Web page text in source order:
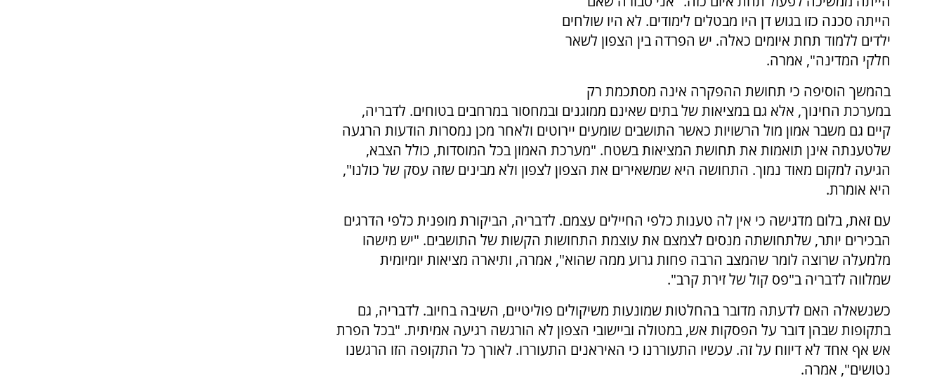
הייתה סכנה כזו בגוש דן היו מבטלים לימודים. לא היו שולחים
ילדים ללמוד תחת איומים כאלה. יש הפרדה בין הצפון לשאר
חלקי המדינה", אמרה.
בהמשך הוסיפה כי תחושת ההפקרה אינה מסתכמת רק
במערכת החינוך, אלא גם במציאות של בתים שאינם ממוגנים ובמחסור במרחבים בטוחים. לדבריה,
קיים גם משבר אמון מול הרשויות כאשר התושבים שומעים יירוטים ולאחר מכן נמסרות הודעות הרגעה
שלטענתה אינן תואמות את תחושת המציאות בשטח. "מערכת האמון בכל המוסדות, כולל הצבא,
הגיעה למקום מאוד נמוך. התחושה היא שמשאירים את הצפון לצפון ולא מבינים שזה עסק של כולנו",
היא אומרת.
עם זאת, בלום מדגישה כי אין לה טענות כלפי החיילים עצמם. לדבריה, הביקורת מופנית כלפי הדרגים
הבכירים יותר, שלתחושתה מנסים לצמצם את עוצמת התחושות הקשות של התושבים. "יש מישהו
מלמעלה שרוצה לומר שהמצב הרבה פחות גרוע ממה שהוא", אמרה, ותיארה מציאות יומיומית
שמלווה לדבריה ב"פס קול של זירת קרב".
כשנשאלה האם לדעתה מדובר בהחלטות שמונעות משיקולים פוליטיים, השיבה בחיוב. לדבריה, גם
בתקופות שבהן דובר על הפסקות אש, במטולה וביישובי הצפון לא הורגשה רגיעה אמיתית. "בכל הפרת
אש אף אחד לא דיווח על זה. עכשיו התעוררנו כי האיראנים התעוררו. לאורך כל התקופה הזו הרגשנו
נטושים", אמרה.